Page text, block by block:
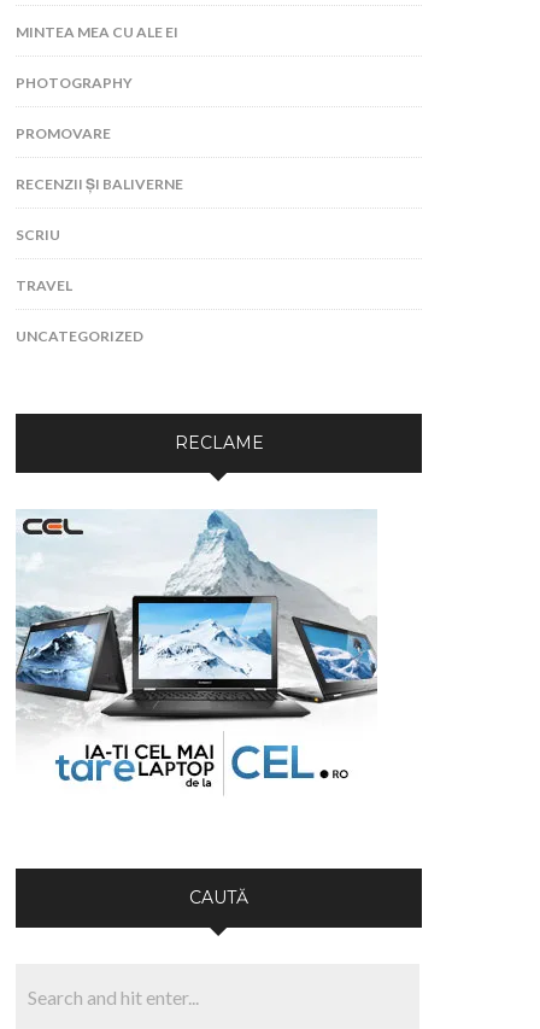
MINTEA MEA CU ALE EI
PHOTOGRAPHY
PROMOVARE
RECENZII ȘI BALIVERNE
SCRIU
TRAVEL
UNCATEGORIZED
RECLAME
CAUTĂ